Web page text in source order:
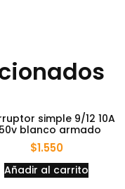
simple 9/12 10A
blanco armado
$1.550
Añadir al carrito